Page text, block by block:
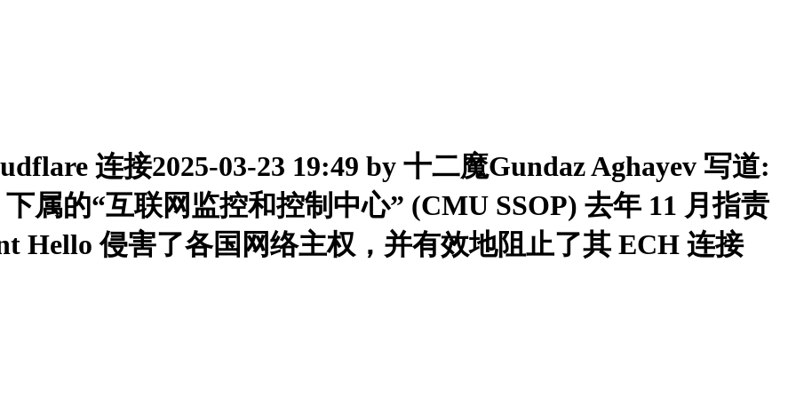
连接2025-03-23 19:49 by 十二魔Gundaz Aghayev 写道:
属的“互联网监控和控制中心” (CMU SSOP) 去年 11 月指责
Hello 侵害了各国网络主权，并有效地阻止了其 ECH 连接